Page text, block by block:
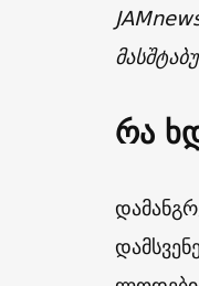
რა